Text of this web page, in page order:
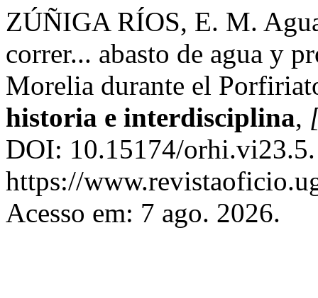
ZÚÑIGA RÍOS, E. M.
correr... abasto de agua y
Morelia durante el
historia e interdisciplina,
DOI: 10.15174/
https://
Acesso em: 7 ago. 2026.